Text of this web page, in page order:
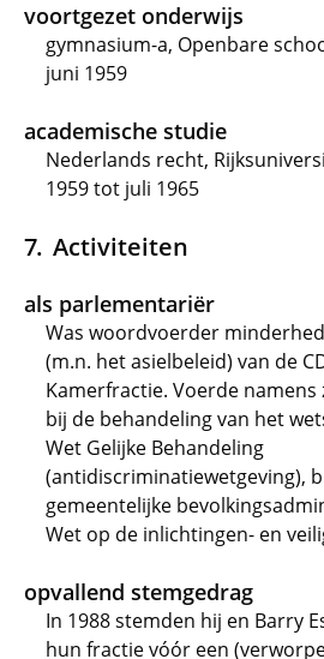
voortgezet onderwijs
gymnasium-a, Openbare
juni 1959
academische studie
Nederlands recht,
1959 tot juli 1965
Activiteiten
als parlementariër
Was woordvoerder
(m.n. het asielbeleid) van de
Kamerfractie. Voerde
bij de behandeling van het
Wet Gelijke Behandeling
(antidiscriminatiewetgeving),
gemeentelijke
Wet op de inlichtingen- en
opvallend stemgedrag
In 1988 stemden hij en Barry
hun fractie vóór een